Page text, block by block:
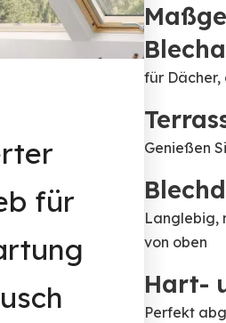
für
für Dächer,
Genießen
Langlebig,
von oben
Hart-
Perfekt